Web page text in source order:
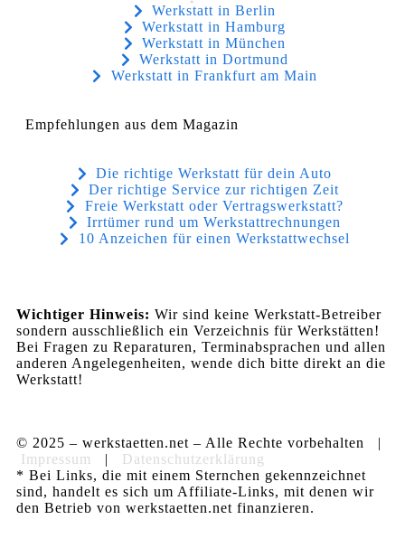
Werkstatt in Berlin
Werkstatt in Hamburg
Werkstatt in München
Werkstatt in Dortmund
Werkstatt in Frankfurt am Main
Empfehlungen aus dem Magazin
Die richtige Werkstatt für dein Auto
Der richtige Service zur richtigen Zeit
Freie Werkstatt oder Vertragswerkstatt?
Irrtümer rund um Werkstattrechnungen
10 Anzeichen für einen Werkstattwechsel
Wichtiger Hinweis: Wir sind keine Werkstatt-Betreiber
sondern ausschließlich ein Verzeichnis für Werkstätten!
Bei Fragen zu Reparaturen, Terminabsprachen und allen
anderen Angelegenheiten, wende dich bitte direkt an die
Werkstatt!
© 2025 – werkstaetten.net – Alle Rechte vorbehalten |
Impressum
| Datenschutzerklärung
* Bei Links, die mit einem Sternchen gekennzeichnet
sind, handelt es sich um Affiliate-Links, mit denen wir
den Betrieb von werkstaetten.net finanzieren.